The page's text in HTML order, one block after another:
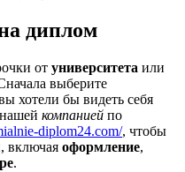
диплом
от университета или
выберите
хотели бы видеть себя
компанией по
diplom24.com/, чтобы
включая оформление,
.